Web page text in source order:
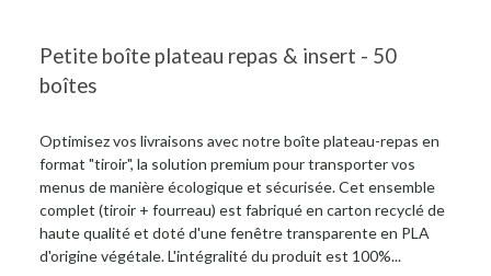
Petite boîte plateau repas & insert - 50
boîtes
Optimisez vos livraisons avec notre boîte plateau-repas en
format "tiroir", la solution premium pour transporter vos
menus de manière écologique et sécurisée. Cet ensemble
complet (tiroir + fourreau) est fabriqué en carton recyclé de
haute qualité et doté d'une fenêtre transparente en PLA
d'origine végétale. L'intégralité du produit est 100%...